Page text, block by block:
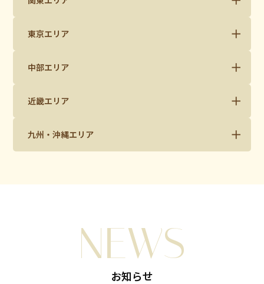
東京エリア
中部エリア
近畿エリア
九州・沖縄エリア
NEWS
お知らせ